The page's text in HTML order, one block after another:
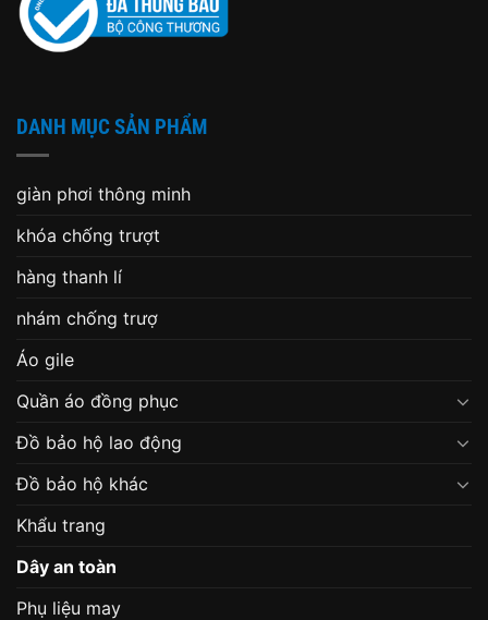
DANH MỤC SẢN PHẨM
giàn phơi thông minh
khóa chống trượt
hàng thanh lí
nhám chống trượ
Áo gile
Quần áo đồng phục
Đồ bảo hộ lao động
Đồ bảo hộ khác
Khẩu trang
Dây an toàn
Phụ liệu may